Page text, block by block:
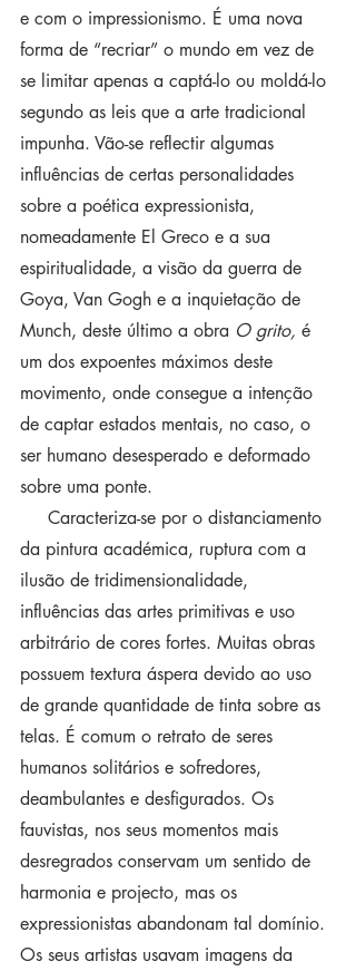
e com o impressionismo. É uma nova
forma de “recriar” o mundo em vez de
se limitar apenas a captá-lo ou moldá-lo
segundo as leis que a arte tradicional
impunha. Vão-se reflectir algumas
influências de certas personalidades
sobre a poética expressionista,
nomeadamente El Greco e a sua
espiritualidade, a visão da guerra de
Goya, Van Gogh e a inquietação de
Munch, deste último a obra O grito, é
um dos expoentes máximos deste
movimento, onde consegue a intenção
de captar estados mentais, no caso, o
ser humano desesperado e deformado
sobre uma ponte.
da pintura académica, ruptura com a
ilusão de tridimensionalidade,
influências das artes primitivas e uso
arbitrário de cores fortes. Muitas obras
possuem textura áspera devido ao uso
de grande quantidade de tinta sobre as
telas. É comum o retrato de seres
humanos solitários e sofredores,
deambulantes e desfigurados. Os
fauvistas, nos seus momentos mais
desregrados conservam um sentido de
harmonia e projecto, mas os
expressionistas abandonam tal domínio.
Os seus artistas usavam imagens da